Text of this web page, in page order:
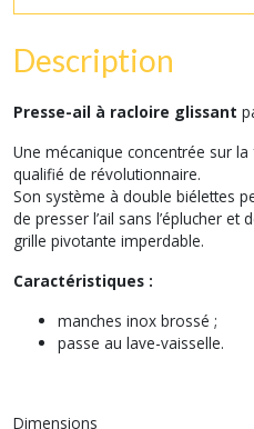
Description
Presse-ail à racloire glissant
Une mécanique concentrée sur
qualifié de révolutionnaire.
Son système à double biélettes
de presser l’ail sans l’éplucher
grille pivotante imperdable.
Caractéristiques :
manches inox brossé ;
passe au lave-vaisselle.
Dimensions